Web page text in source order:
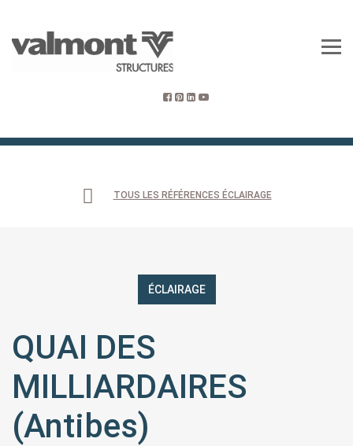
TOUS LES RÉFÉRENCES ÉCLAIRAGE
ÉCLAIRAGE
QUAI DES
MILLIARDAIRES
(Antibes)